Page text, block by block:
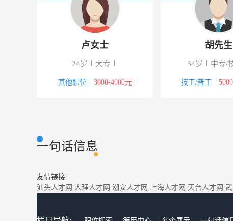
李先生
高中以下
技工/普工 5000-8000元
卢女士
24岁 大专
其他职位 3000-4000
一句话信息
友情链接:
汕头人才网 大理人才网 潮安人才网 上海人才网 天台人才网